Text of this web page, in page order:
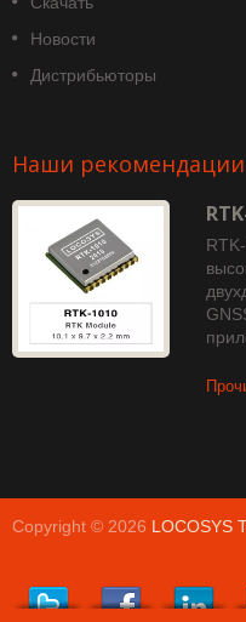
Новости
Дистрибьюторы
Наши рекомендации
Copyright © 2026 LOCOSYS